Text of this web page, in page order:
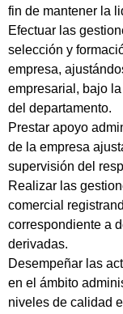
fin de mantener la
Efectuar las
selección y
empresa,
empresarial, bajo
del departamento.
Prestar apoyo
de la empresa
supervisión del
Realizar las
comercial
correspondiente a
derivadas.
Desempeñar las
en el ámbito
niveles de calidad